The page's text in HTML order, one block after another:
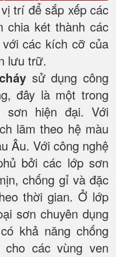
trí để sắp xếp các
chia két thành các
các kích cỡ của
lưu trữ.
sử dụng công
đây là một trong
sơn hiện đại. Với
lãm theo hệ màu
Âu. Với công nghệ
bởi các lớp sơn
chống gỉ và đặc
thời gian. Ở lớp
sơn chuyên dụng
khả năng chống
các vùng ven